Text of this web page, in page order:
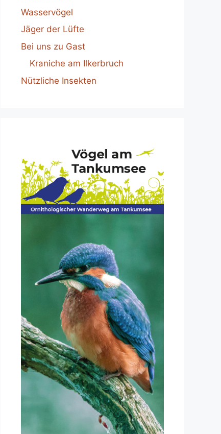
Wasservögel
Jäger der Lüfte
Bei uns zu Gast
Kraniche am Ilkerbruch
Nützliche Insekten